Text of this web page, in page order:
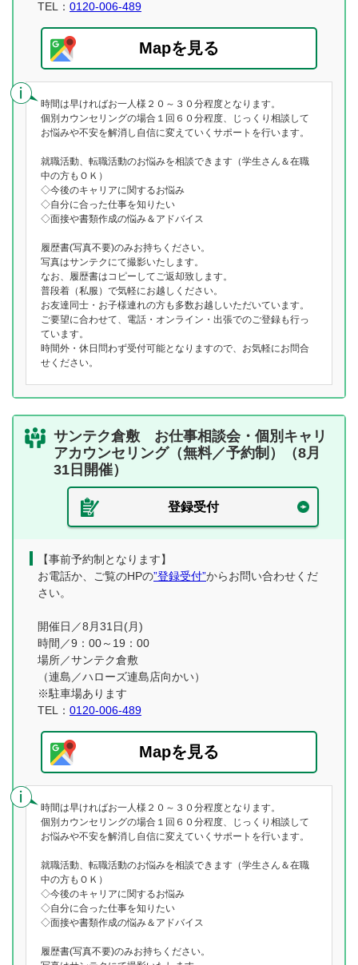
TEL： 0120-006-489
Mapを見る
時間は早ければお一人様２０～３０分程度となります。
個別カウンセリングの場合１回６０分程度、じっくり相談して
お悩みや不安を解消し自信に変えていくサポートを行います。
就職活動、転職活動のお悩みを相談できます（学生さん＆在職
中の方もＯＫ）
◇今後のキャリアに関するお悩み
◇自分に合った仕事を知りたい
◇面接や書類作成の悩み＆アドバイス
履歴書(写真不要)のみお持ちください。
写真はサンテクにて撮影いたします。
なお、履歴書はコピーしてご返却致します。
普段着（私服）で気軽にお越しください。
お友達同士・お子様連れの方も多数お越しいただいています。
ご要望に合わせて、電話・オンライン・出張でのご登録も行っ
ています。
時間外・休日問わず受付可能となりますので、お気軽にお問合
せください。
サンテク倉敷 お仕事相談会・個別キャリ
アカウンセリング（無料／予約制）（8月
31日開催）
登録受付
【事前予約制となります】
お電話か、ご覧のHPの”登録受付”からお問い合わせくだ
さい。
開催日／8月31日(月)
時間／9：00～19：00
場所／サンテク倉敷
（連島／ハローズ連島店向かい）
※駐車場あります
TEL： 0120-006-489
Mapを見る
時間は早ければお一人様２０～３０分程度となります。
個別カウンセリングの場合１回６０分程度、じっくり相談して
お悩みや不安を解消し自信に変えていくサポートを行います。
就職活動、転職活動のお悩みを相談できます（学生さん＆在職
中の方もＯＫ）
◇今後のキャリアに関するお悩み
◇自分に合った仕事を知りたい
◇面接や書類作成の悩み＆アドバイス
履歴書(写真不要)のみお持ちください。